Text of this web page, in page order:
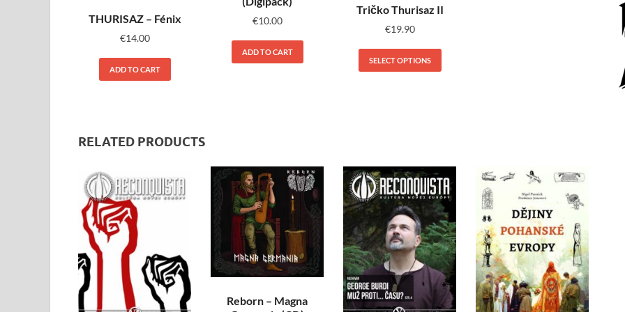
THURISAZ – Fénix
€14.00
ADD TO CART
€10.00
ADD TO CART
Tričko Thurisaz II
€19.90
SELECT OPTIONS
RELATED PRODUCTS
Reborn – Magna